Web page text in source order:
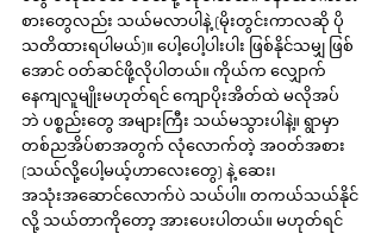
စားတွေလည်း သယ်မလာပါနဲ့ (မိုးတွင်းကာလဆို ပို
သတိထားရပါမယ်)။ ပေါ့ပေါ့ပါးပါး ဖြစ်နိုင်သမျှ ဖြစ်
အောင် ဝတ်ဆင်ဖို့လိုပါတယ်။ ကိုယ်က လျှောက်
နေကျလူမျိုးမဟုတ်ရင် ကျောပိုးအိတ်ထဲ မလိုအပ်
ဘဲ ပစ္စည်းတွေ အများကြီး သယ်မသွားပါနဲ့။ ရွာမှာ
တစ်ညအိပ်စာအတွက် လုံလောက်တဲ့ အဝတ်အစား
(သယ်လို့ပေါ့မယ့်ဟာလေးတွေ) နဲ့ ဆေး၊
အသုံးအဆောင်လောက်ပဲ သယ်ပါ။ တကယ်သယ်နိုင်
လို့ သယ်တာကိုတော့ အားပေးပါတယ်။ မဟုတ်ရင်